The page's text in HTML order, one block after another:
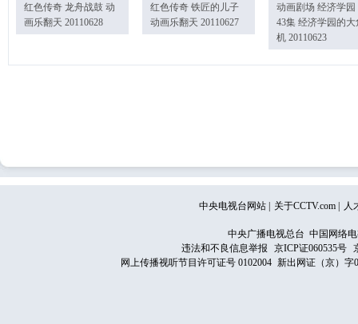
红色传奇 龙舟战鼓 动
画乐翻天 20110628
红色传奇 铁匠的儿子
动画乐翻天 20110627
动画剧场 经济学园
43集 经济学园的大
机 20110623
中央电视台网站 关于CCTV.com 人
中央广播电视总台 中国网络
违法和不良信息举报
京ICP证060535号
网上传播视听节目许可证号 0102004 新出网证（京）